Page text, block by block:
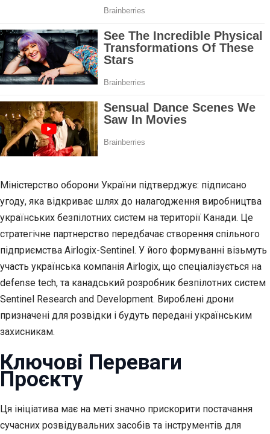
Міністерство оборони України підтверджує: підписано
угоду, яка відкриває шлях до налагодження виробництва
українських безпілотних систем на території Канади. Це
стратегічне партнерство передбачає створення спільного
підприємства Airlogix-Sentinel. У його формуванні візьмуть
участь українська компанія Airlogix, що спеціалізується на
defense tech, та канадський розробник безпілотних систем
Sentinel Research and Development. Вироблені дрони
призначені для розвідки і будуть передані українським
захисникам.
Ключові Переваги
Проєкту
Ця ініціатива має на меті значно прискорити постачання
сучасних розвідувальних засобів та інструментів для